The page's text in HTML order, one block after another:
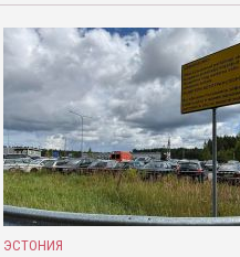
ЭСТОНИЯ